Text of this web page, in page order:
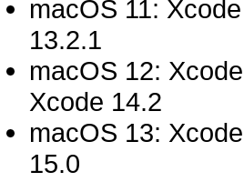
macOS 11:
13.2.1
macOS 12:
Xcode 14.2
macOS 13:
15.0